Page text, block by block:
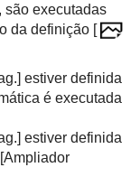
são executadas
da definição [
estiver definida
é executada
estiver definida
[Ampliador